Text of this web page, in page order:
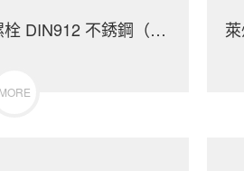
萊州內六角圓柱頭螺栓 DIN912 不銹鋼（304/316）碳鋼 合金鋼
MORE